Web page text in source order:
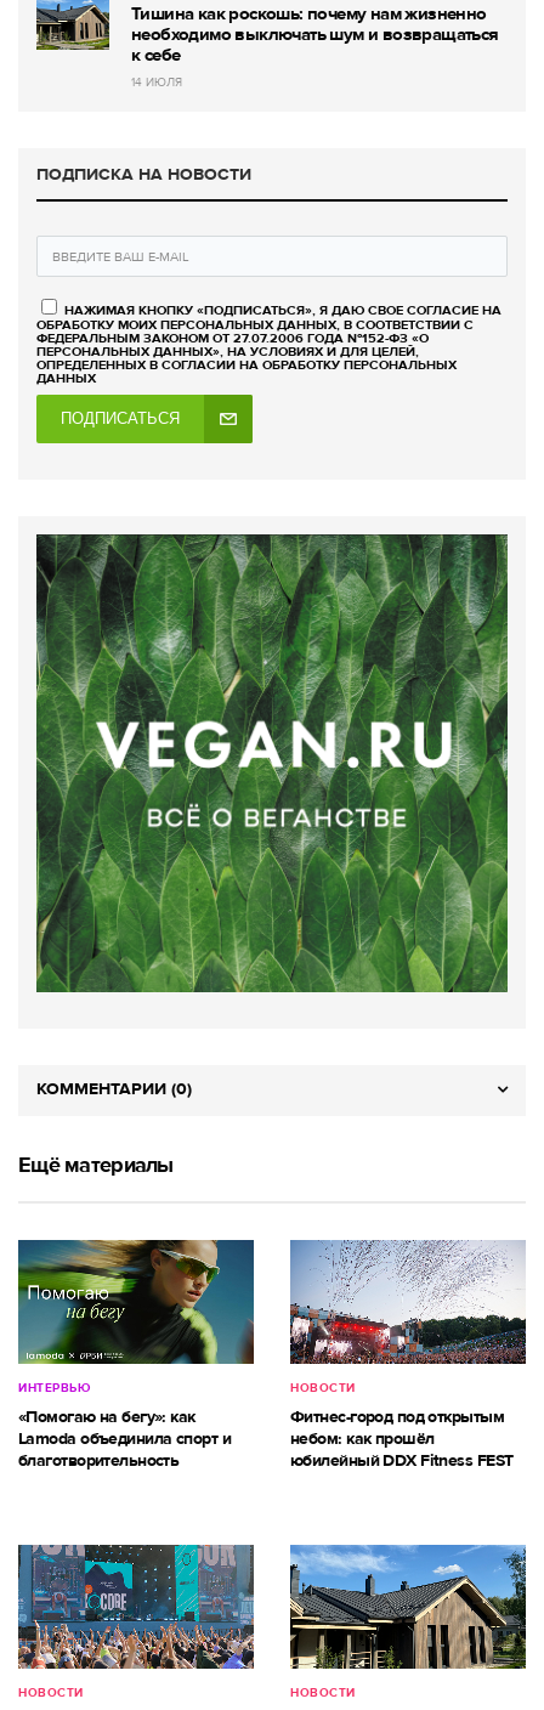
Тишина как роскошь: почему нам жизненно
необходимо выключать шум и возвращаться
к себе
14 ИЮЛЯ
ПОДПИСКА НА НОВОСТИ
НАЖИМАЯ КНОПКУ «ПОДПИСАТЬСЯ», Я ДАЮ СВОЕ СОГЛАСИЕ НА
ОБРАБОТКУ МОИХ ПЕРСОНАЛЬНЫХ ДАННЫХ, В СООТВЕТСТВИИ С
ФЕДЕРАЛЬНЫМ ЗАКОНОМ ОТ 27.07.2006 ГОДА №152-ФЗ «О
ПЕРСОНАЛЬНЫХ ДАННЫХ», НА УСЛОВИЯХ И ДЛЯ ЦЕЛЕЙ,
ОПРЕДЕЛЕННЫХ В СОГЛАСИИ НА ОБРАБОТКУ ПЕРСОНАЛЬНЫХ
ДАННЫХ
ПОДПИСАТЬСЯ
КОММЕНТАРИИ (0)
Ещё материалы
ИНТЕРВЬЮ
«Помогаю на бегу»: как
Lamoda объединила спорт и
благотворительность
НОВОСТИ
Фитнес-город под открытым
небом: как прошёл
юбилейный DDX Fitness FEST
НОВОСТИ НОВОСТИ